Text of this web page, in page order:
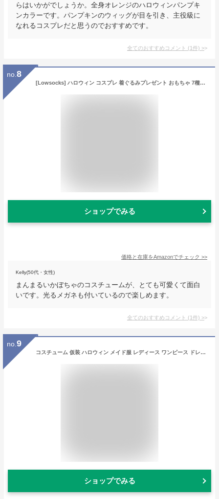
らはいかがでしょうか。全身オレンジのハロウィンパンプキ
ンカラーです。パンプキンのウィッグが目を引き、主役級に
なれるコスプレだと思うのでおすすめです。
全てのおすすめコメント (1件) >
no. 8
[Lowsocks] ハロウィン コスプレ 着ぐるみプレゼント おもちゃ 7種類 大人用 仮装 コスチューム おもしろ 光るメガネのおもちゃ(カボチャ)
ショップでみる
価格と在庫をAmazonでチェック >>
Kelly(50代・女性)
まんまるいかぼちゃのコスチュームが、とても可愛くて面白
いです。光るメガネも付いているので楽しめます。
全てのおすすめコメント (1件) >
no. 9
コスチューム 仮装 ハロウィン メイド服 レディース ワンピース ドレス 魔女 メイド コスプレ ハロウィン衣装 かぼちゃ メイドドレス 可愛い リボン 変装 イベント服
ショップでみる